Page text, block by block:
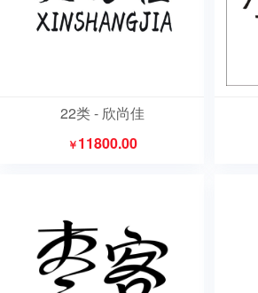
22类 - 欣尚佳
￥11800.00